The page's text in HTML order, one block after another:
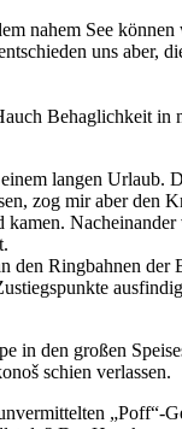
nahem See
uns aber,
Behaglichkeit
langen Urlaub.
zog mir aber den
Ringbahnen der
in den großen
schien verlassen.
„Poff“-